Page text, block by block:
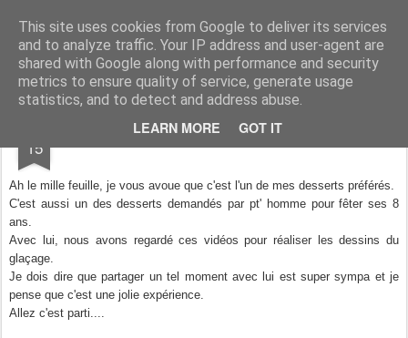
This site uses cookies from Google to deliver its services
and to analyze traffic. Your IP address and user-agent are
shared with Google along with performance and security
metrics to ensure quality of service, generate usage
statistics, and to detect and address abuse.
LEARN MORE GOT IT
Aux papilles by Virginie
15 Mille Feuille
Ah le mille feuille, je vous avoue que c'est l'un de mes desserts préférés.
C'est aussi un des desserts demandés par pt' homme pour fêter ses 8
ans.
Avec lui, nous avons regardé ces vidéos pour réaliser les dessins du
glaçage.
Je dois dire que partager un tel moment avec lui est super sympa et je
pense que c'est une jolie expérience.
Allez c'est parti....